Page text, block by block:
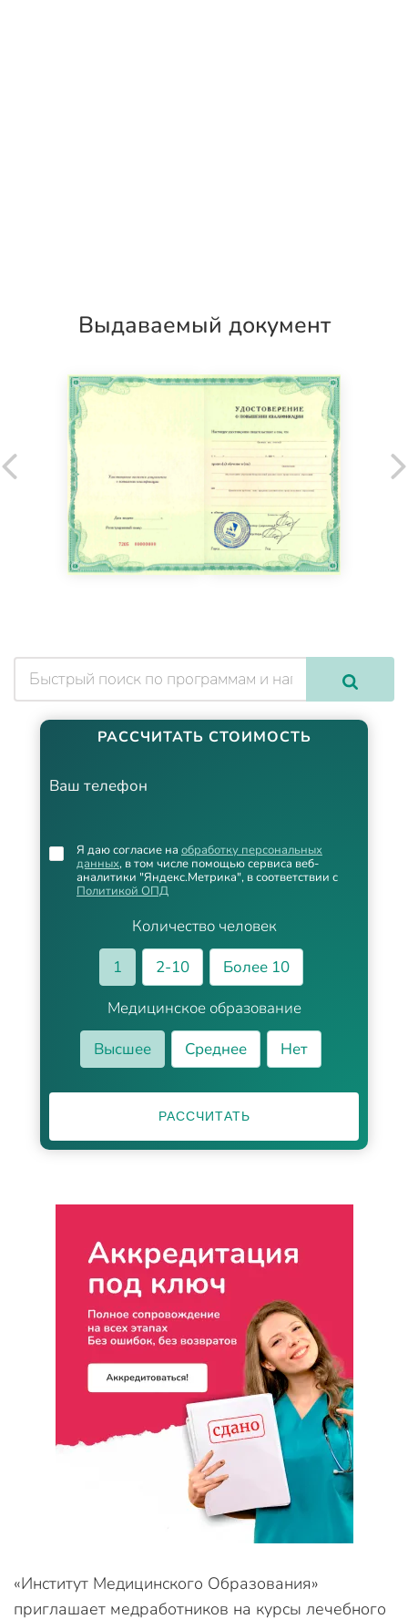
Выдаваемый документ
РАССЧИТАТЬ СТОИМОСТЬ
Ваш телефон
Количество человек
1
2-10
Более 10
Медицинское образование
Высшее
Среднее Нет
Я даю согласие на обработку персональных
данных, в том числе помощью сервиса веб-
аналитики "Яндекс.Метрика", в соответствии с
Политикой ОПД
РАССЧИТАТЬ
«Институт Медицинского Образования»
приглашает медработников на курсы лечебного